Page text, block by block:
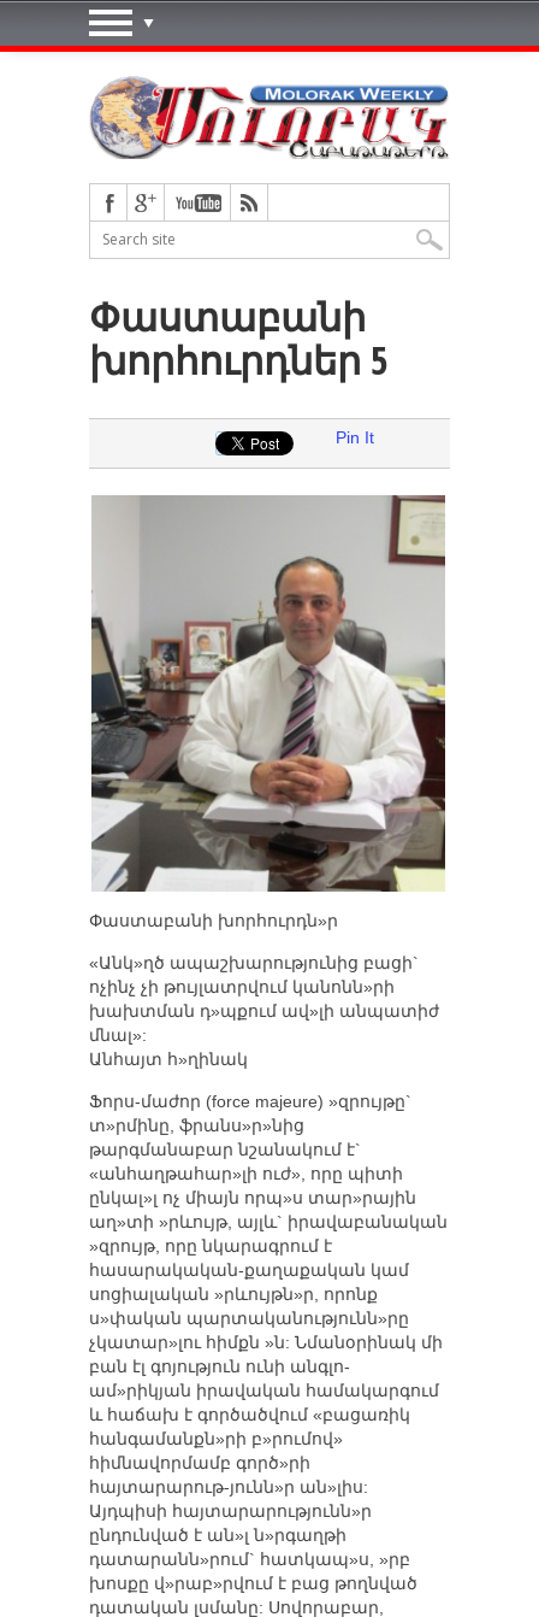
Փաստաբանի
խորհուրդներ 5
Pin It
Փաստաբանի խորհուրդն»ր
«Անկ»ղծ ապաշխարությունից բացի`
ոչինչ չի թույլատրվում կանոնն»րի
խախտման դ»պքում ավ»լի անպատիժ
մնալ»:
Անհայտ հ»ղինակ
Ֆորս-մաժոր (force majeure) »զրույթը`
տ»րմինը, ֆրանս»ր»նից
թարգմանաբար նշանակում է`
«անհաղթահար»լի ուժ», որը պիտի
ընկալ»լ ոչ միայն որպ»ս տար»րային
աղ»տի »րևույթ, այլև` իրավաբանական
»զրույթ, որը նկարագրում է
հասարակական-քաղաքական կամ
սոցիալական »րևույթն»ր, որոնք
ս»փական պարտականությունն»րը
չկատար»լու հիմքն »ն: Նմանօրինակ մի
բան էլ գոյություն ունի անգլո-
ամ»րիկյան իրավական համակարգում
և հաճախ է գործածվում «բացառիկ
հանգամանքն»րի բ»րումով»
հիմնավորմամբ գործ»րի
հայտարարութ-յունն»ր ան»լիս:
Այդպիսի հայտարարությունն»ր
ընդունված է ան»լ ն»րգաղթի
դատարանն»րում` հատկապ»ս, »րբ
խոսքը վ»րաբ»րվում է բաց թողնված
դատական լսմանը: Սովորաբար,